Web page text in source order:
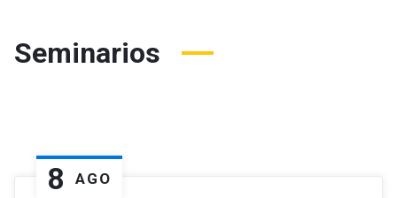
Seminarios
8 AGO